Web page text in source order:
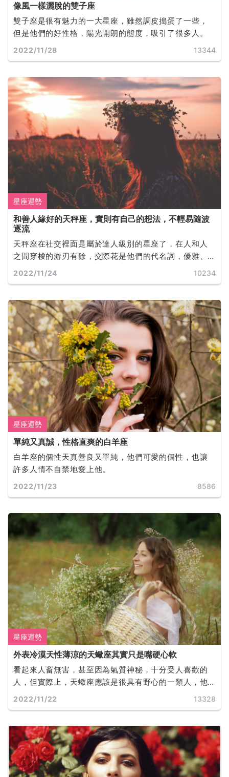
像風一樣灑脫的雙子座
雙子座是很有魅力的一大星座，雖然調皮搗蛋了一些，
但是他們的好性格，陽光開朗的態度，吸引了很多人。
2022/11/28 13344
星座運勢
和善人緣好的天秤座，實則有自己的想法，不輕易隨波
逐流
天秤座在社交裡面是屬於達人級別的星座了，在人和人
之間穿梭的游刃有餘，交際花是他們的代名詞，優雅、
知性，讓人感覺氣質很高貴。
2022/11/24 10234
星座運勢
單純又真誠，性格直爽的白羊座
白羊座的個性天真善良又單純，他們可愛的個性，也讓
許多人情不自禁地愛上他。
2022/11/23 8586
星座運勢
外表冷漠天性薄涼的天蠍座其實只是嘴硬心軟
看起來人畜無害，甚至因為氣質神秘，十分受人喜歡的
人，但實際上，天蠍座應該是很具有野心的一類人，他
們也確實是可以為了自己的事業做出很多犧牲，與其他
2022/11/22 13328